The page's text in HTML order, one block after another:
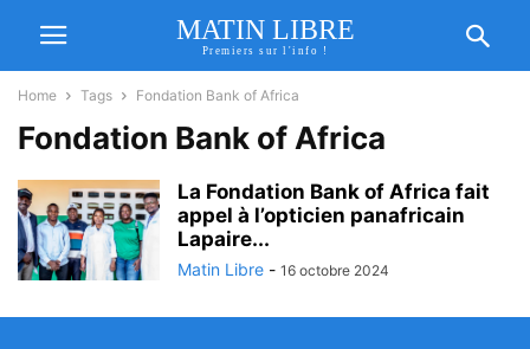
MATIN LIBRE
Premiers sur l'info !
Home Tags Fondation Bank of Africa
Fondation Bank of Africa
La Fondation Bank of Africa fait
appel à l’opticien panafricain
Lapaire...
Matin Libre - 16 octobre 2024